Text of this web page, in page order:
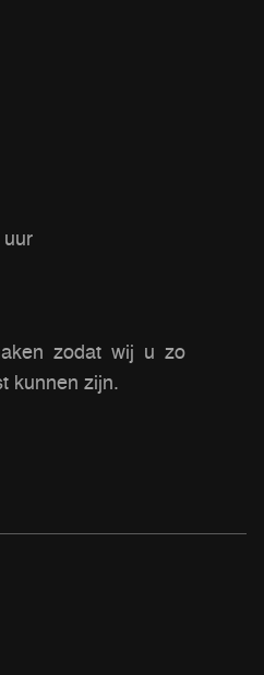
uur
zodat wij u zo
kunnen zijn.